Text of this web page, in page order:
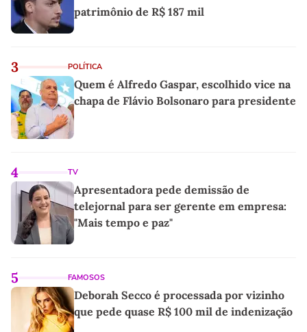
patrimônio de R$ 187 mil
3 POLÍTICA
Quem é Alfredo Gaspar, escolhido vice na
chapa de Flávio Bolsonaro para presidente
4 TV
Apresentadora pede demissão de
telejornal para ser gerente em empresa:
"Mais tempo e paz"
5 FAMOSOS
Deborah Secco é processada por vizinho
que pede quase R$ 100 mil de indenização